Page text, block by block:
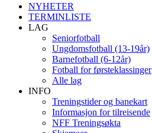
NYHETER
TERMINLISTE
LAG
Seniorfotball
Ungdomsfotball (13-19år)
Barnefotball (6-12år)
Fotball for førsteklassinger
Alle lag
INFO
Treningstider og banekart
Informasjon for tilreisende
NFF Treningsøkta